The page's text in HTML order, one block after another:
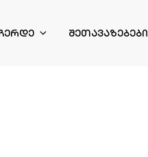
ᲨᲔᲗᲐᲕᲐᲖᲔᲑᲔᲑᲘ